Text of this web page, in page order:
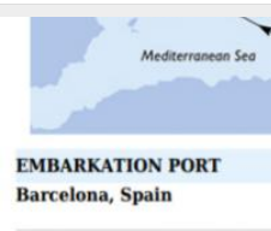
ロ
ー
マ